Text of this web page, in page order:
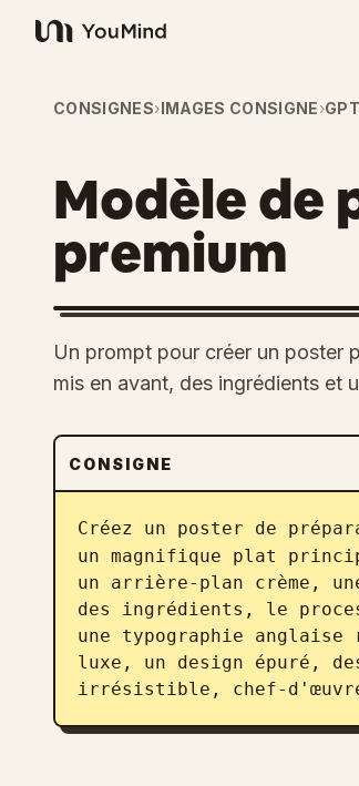
YouMind
CONSIGNES›IMAGES CONSIGNE›
Modèle de
premium
Un prompt pour créer un poster
mis en avant, des ingrédients et
CONSIGNE
Créez un poster de
un magnifique plat
un arrière-plan crème,
des ingrédients, le
une typographie
luxe, un design épuré,
irrésistible, chef-d'œuvre